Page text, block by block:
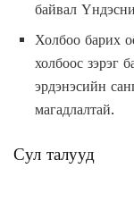
байвал
Холбоо барих
холбоос зэрэг
эрдэнэсийн
магадлалтай.
Сул талууд